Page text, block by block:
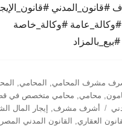
#وكالة_عامة #وكالة_خاصة
مشرف المحامي, المحامي,
, محامي, محامي متخصص في
الوسوم
أشرف مشرف, إيجار المال
العقاري, القانون المدني